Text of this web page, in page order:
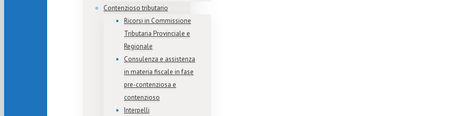
Contenzioso tributario
Ricorsi in Commissione
Tributaria Provinciale e
Regionale
Consulenza e assistenza
in materia fiscale in fase
pre-contenziosa e
contenzioso
Interpelli